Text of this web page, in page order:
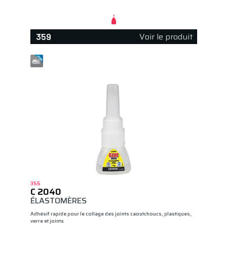
359 Voir le produit
355
C 2040
ÉLASTOMÈRES
Adhésif rapide pour le collage des joints caoutchoucs, plastiques,
verre et joints